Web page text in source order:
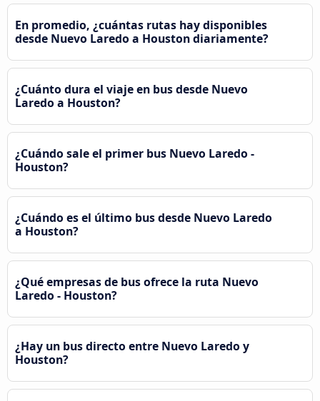
En promedio, ¿cuántas rutas hay disponibles
desde Nuevo Laredo a Houston diariamente?
¿Cuánto dura el viaje en bus desde Nuevo
Laredo a Houston?
¿Cuándo sale el primer bus Nuevo Laredo -
Houston?
¿Cuándo es el último bus desde Nuevo Laredo
a Houston?
¿Qué empresas de bus ofrece la ruta Nuevo
Laredo - Houston?
¿Hay un bus directo entre Nuevo Laredo y
Houston?